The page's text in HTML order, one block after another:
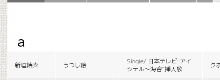
a
新垣結衣 うつし絵
Single/ 日本テレビ“アイ
シテル〜海容”挿入歌
ク